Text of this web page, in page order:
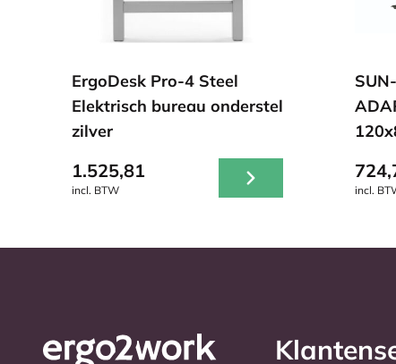
ErgoDesk Pro-4 Steel
Elektrisch bureau onderstel
zilver
1.525,81
incl. BTW incl.